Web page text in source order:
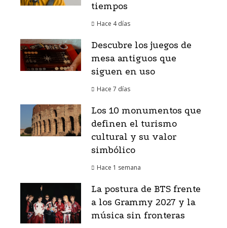
tiempos
Hace 4 días
Descubre los juegos de
mesa antiguos que
siguen en uso
Hace 7 días
Los 10 monumentos que
definen el turismo
cultural y su valor
simbólico
Hace 1 semana
La postura de BTS frente
a los Grammy 2027 y la
música sin fronteras